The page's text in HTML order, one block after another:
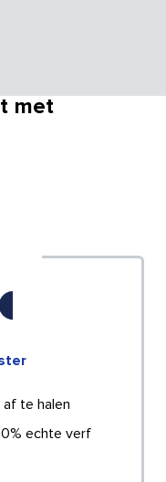
met
af te halen
echte verf